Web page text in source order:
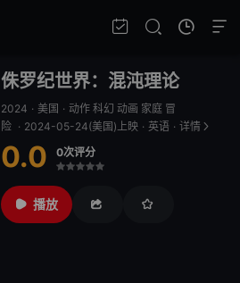
侏罗纪世界：混沌理论
2024 · 美国 · 动作 科幻 动画 家庭 冒
险 · 2024-05-24(美国)上映 · 英语 · 详情
0.0 0次评分
很差
较差
还行推荐力荐
播放